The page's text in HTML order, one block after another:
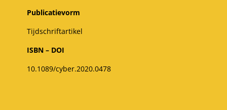
Publicatievorm
Tijdschriftartikel
ISBN – DOI
10.1089/cyber.2020.0478